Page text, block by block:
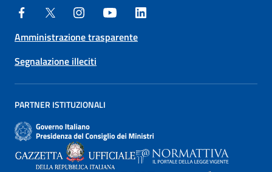
Amministrazione trasparente
Segnalazione illeciti
PARTNER ISTITUZIONALI